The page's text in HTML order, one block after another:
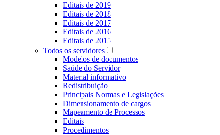
Editais de 2019
Editais de 2018
Editais de 2017
Editais de 2016
Editais de 2015
Todos os servidores
Modelos de documentos
Saúde do Servidor
Material informativo
Redistribuição
Principais Normas e Legislações
Dimensionamento de cargos
Mapeamento de Processos
Editais
Procedimentos